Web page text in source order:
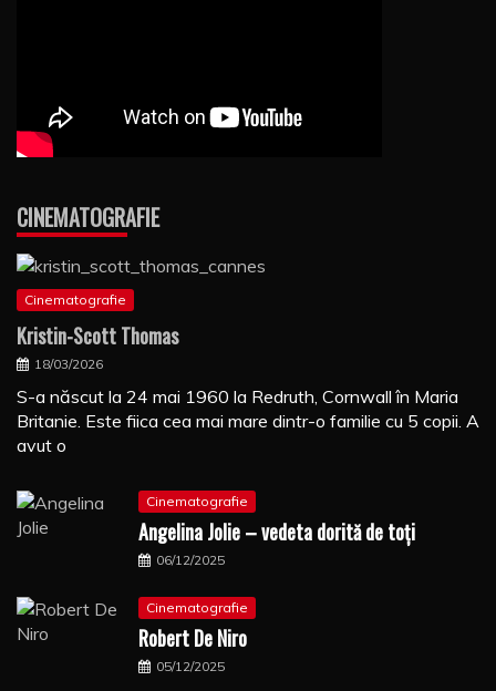
CINEMATOGRAFIE
Cinematografie
Kristin-Scott Thomas
18/03/2026
S-a născut la 24 mai 1960 la Redruth, Cornwall în Maria
Britanie. Este fiica cea mai mare dintr-o familie cu 5 copii. A
avut o
Cinematografie
Angelina Jolie – vedeta dorită de toți
06/12/2025
Cinematografie
Robert De Niro
05/12/2025